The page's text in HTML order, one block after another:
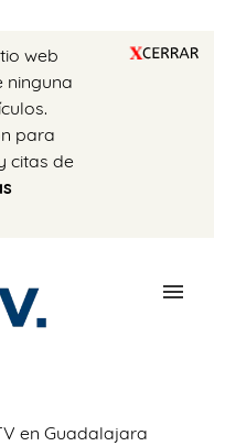
web
ninguna
para
citas de
en Guadalajara